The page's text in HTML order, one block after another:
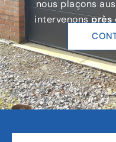
nous plaçons
intervenonsprès